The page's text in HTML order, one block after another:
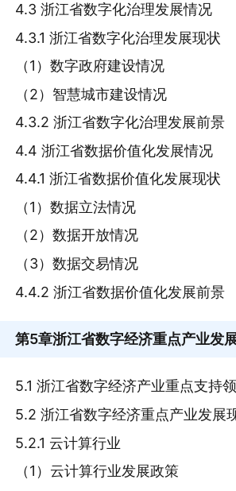
4.3 浙江省数字化治理发展情况
4.3.1 浙江省数字化治理发展现状
（1）数字政府建设情况
（2）智慧城市建设情况
4.3.2 浙江省数字化治理发展前景
4.4 浙江省数据价值化发展情况
4.4.1 浙江省数据价值化发展现状
（1）数据立法情况
（2）数据开放情况
（3）数据交易情况
4.4.2 浙江省数据价值化发展前景
第5章浙江省数字经济重点产业发
5.1 浙江省数字经济产业重点支持
5.2 浙江省数字经济重点产业发展
5.2.1 云计算行业
（1）云计算行业发展政策